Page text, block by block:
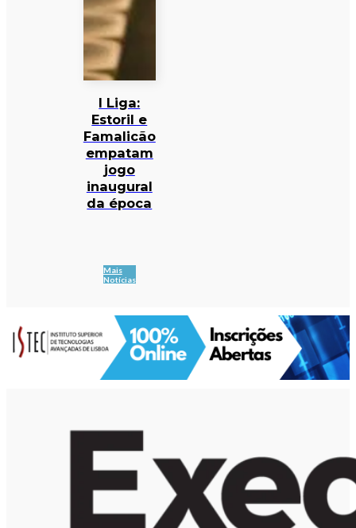
I Liga:
Estoril e
Famalicão
empatam
jogo
inaugural
da época
Mais
Notícias